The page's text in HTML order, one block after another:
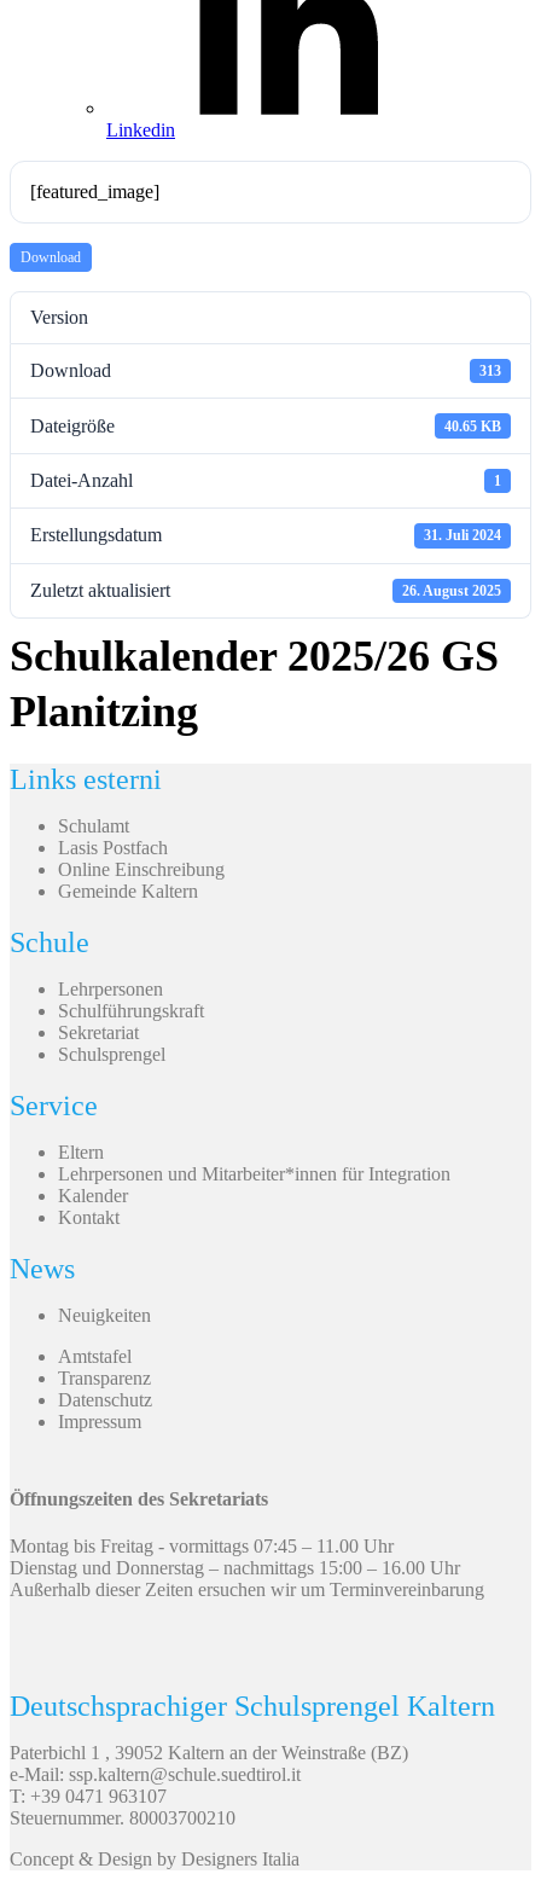
Linkedin
[featured_image]
Download
Version
Download 313
Dateigröße 40.65 KB
Datei-Anzahl 1
Erstellungsdatum 31. Juli 2024
Zuletzt aktualisiert 26. August 2025
Schulkalender 2025/26 GS
Planitzing
Links esterni
Schulamt
Lasis Postfach
Online Einschreibung
Gemeinde Kaltern
Schule
Lehrpersonen
Schulführungskraft
Sekretariat
Schulsprengel
Service
Eltern
Lehrpersonen und Mitarbeiter*innen für Integration
Kalender
Kontakt
News
Neuigkeiten
Amtstafel
Transparenz
Datenschutz
Impressum
Öffnungszeiten des Sekretariats
Montag bis Freitag - vormittags 07:45 – 11.00 Uhr
Dienstag und Donnerstag – nachmittags 15:00 – 16.00 Uhr
Außerhalb dieser Zeiten ersuchen wir um Terminvereinbarung
Deutschsprachiger Schulsprengel Kaltern
Paterbichl 1 , 39052 Kaltern an der Weinstraße (BZ)
e-Mail: ssp.kaltern@schule.suedtirol.it
T: +39 0471 963107
Steuernummer. 80003700210
Concept & Design by Designers Italia